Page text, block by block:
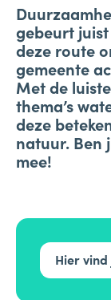
Hier
gebeurt
deze route
gemeente
Met de
thema’s
deze
natuur. Ben
mee!